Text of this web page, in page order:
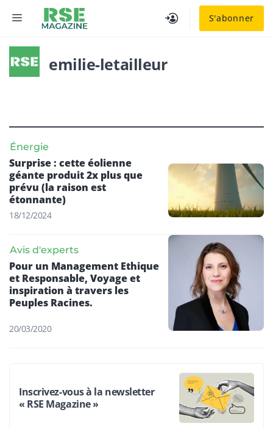
S'abonner
MENU
emilie-letailleur
Énergie
Surprise : cette éolienne
géante produit 2x plus que
prévu (la raison est
étonnante)
18/12/2024
Avis d'experts
Pour un Management Ethique
et Responsable, Voyage et
inspiration à travers les
Peuples Racines.
20/03/2020
Inscrivez-vous à la newsletter
« RSE Magazine »